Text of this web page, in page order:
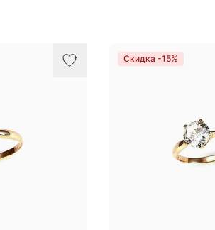
Скидка -15%